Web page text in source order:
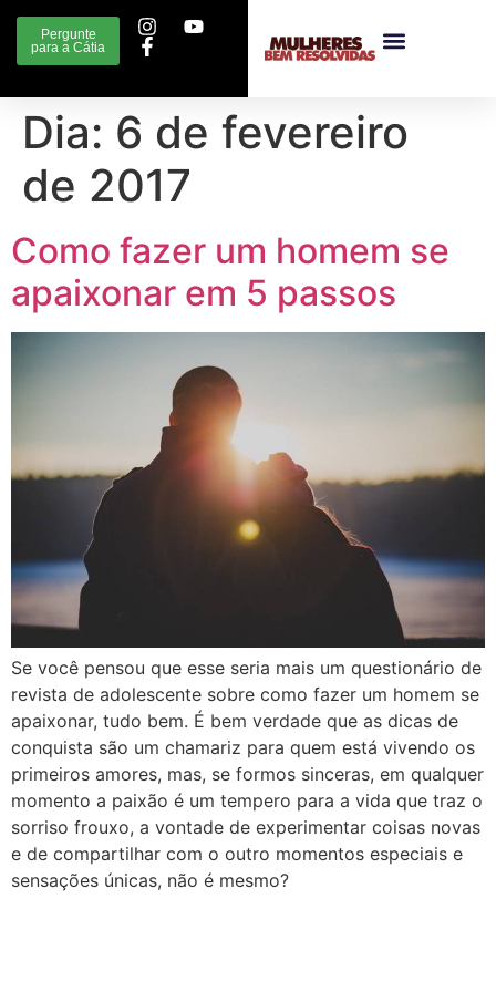
Pergunte
para a Cátia
Dia: 6 de fevereiro
de 2017
Como fazer um homem se
apaixonar em 5 passos
Se você pensou que esse seria mais um questionário de
revista de adolescente sobre como fazer um homem se
apaixonar, tudo bem. É bem verdade que as dicas de
conquista são um chamariz para quem está vivendo os
primeiros amores, mas, se formos sinceras, em qualquer
momento a paixão é um tempero para a vida que traz o
sorriso frouxo, a vontade de experimentar coisas novas
e de compartilhar com o outro momentos especiais e
sensações únicas, não é mesmo?